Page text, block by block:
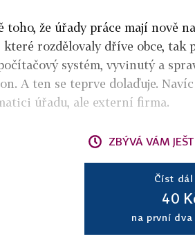
toho, že úřady práce mají nově
které rozdělovaly dříve obce, tak
systém, vyvinutý a
A ten se teprve dolaďuje.
úřadu, ale externí firma.
ZBÝVÁ VÁM
Číst dál
40
na první dva